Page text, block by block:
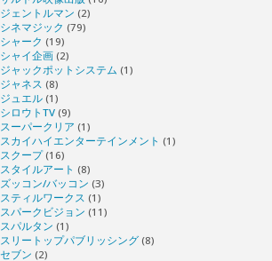
ジェントルマン (2)
シネマジック (79)
シャーク (19)
シャイ企画 (2)
ジャックポットシステム (1)
ジャネス (8)
ジュエル (1)
シロウトTV (9)
スーパークリア (1)
スカイハイエンターテインメント (1)
スクープ(16)
スタイルアート (8)
ズッコン/バッコン (3)
スティルワークス (1)
スパークビジョン (11)
スパルタン (1)
スリートップパブリッシング (8)
セブン (2)